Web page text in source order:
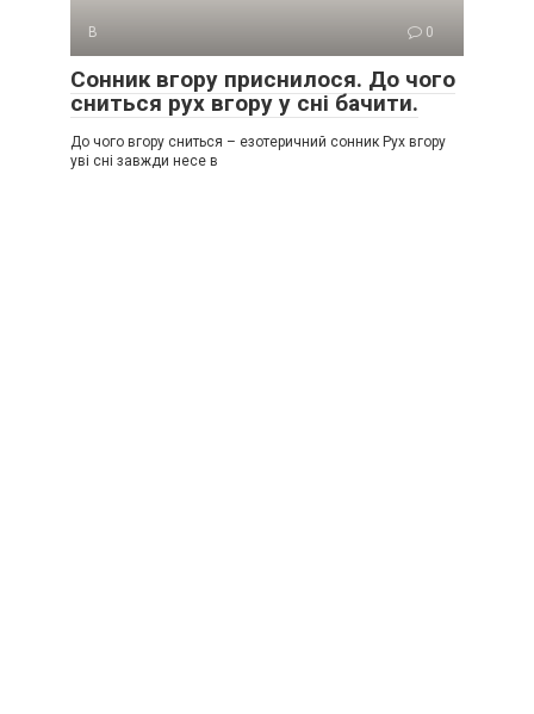
В 0
Сонник вгору приснилося. До чого
сниться рух вгору у сні бачити.
До чого вгору сниться – езотеричний сонник Рух вгору
уві сні завжди несе в